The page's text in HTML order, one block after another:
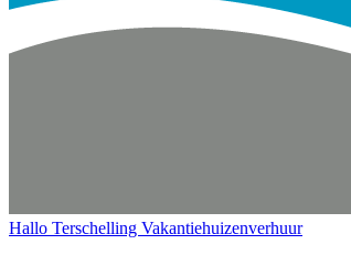
Hallo Terschelling Vakantiehuizenverhuur